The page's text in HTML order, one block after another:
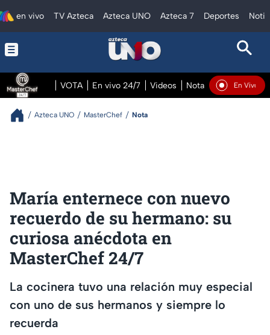
en vivo TV Azteca Azteca UNO Azteca 7 Deportes
VOTA En vivo 24/7 Videos Notas En vivo
En Vivo
Azteca UNO MasterChef Nota
María enternece con nuevo
recuerdo de su hermano: su
curiosa anécdota en
MasterChef 24/7
La cocinera tuvo una relación muy especial
con uno de sus hermanos y siempre lo
recuerda